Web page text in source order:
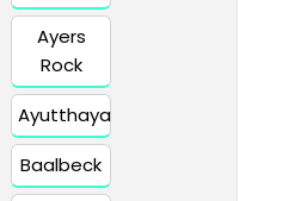
Ayers
Rock
Ayutthaya
Baalbeck